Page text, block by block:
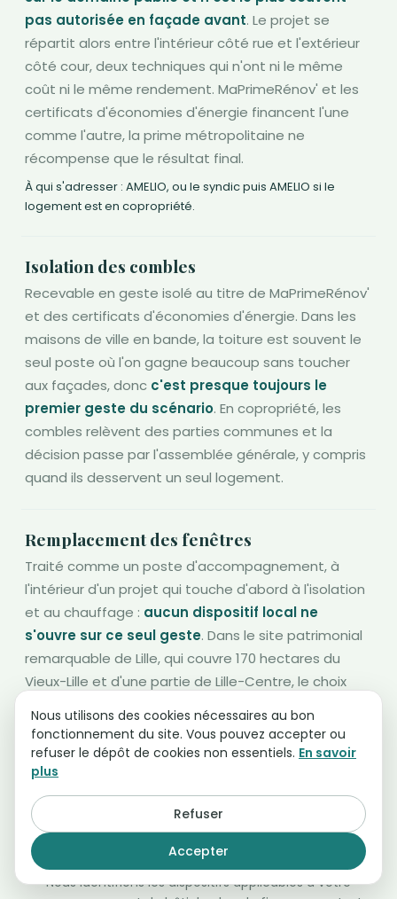
pas autorisée en façade avant. Le projet se
répartit alors entre l'intérieur côté rue et l'extérieur
côté cour, deux techniques qui n'ont ni le même
coût ni le même rendement. MaPrimeRénov' et les
certificats d'économies d'énergie financent l'une
comme l'autre, la prime métropolitaine ne
récompense que le résultat final.
À qui s'adresser : AMELIO, ou le syndic puis AMELIO si le
logement est en copropriété.
Isolation des combles
Recevable en geste isolé au titre de MaPrimeRénov'
et des certificats d'économies d'énergie. Dans les
maisons de ville en bande, la toiture est souvent le
seul poste où l'on gagne beaucoup sans toucher
aux façades, donc c'est presque toujours le
premier geste du scénario. En copropriété, les
combles relèvent des parties communes et la
décision passe par l'assemblée générale, y compris
quand ils desservent un seul logement.
Remplacement des fenêtres
Traité comme un poste d'accompagnement, à
l'intérieur d'un projet qui touche d'abord à l'isolation
et au chauffage : aucun dispositif local ne
s'ouvre sur ce seul geste. Dans le site patrimonial
remarquable de Lille, qui couvre 170 hectares du
Vieux-Lille et d'une partie de Lille-Centre, le choix
l'Architecte des Bâtiments de France, ce qui allonge
le calendrier.
À qui s'adresser : le service urbanisme de la commune pour
l'autorisation, AMELIO ou la plateforme LAURE pour le
financement.
Nous identifions les dispositifs applicables à votre
Nous utilisons des cookies nécessaires au bon
fonctionnement du site. Vous pouvez accepter ou
refuser le dépôt de cookies non essentiels. En savoir
plus
Refuser
Accepter